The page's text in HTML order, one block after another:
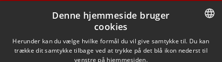
FACEBOOK
INSTAGRAM
DANISH
Denne hjemmeside bruger
cookies
Herunder kan du vælge hvilke formål du vil give samtykke til. Du kan
trække dit samtykke tilbage ved at trykke på det blå ikon nederst til
venstre på hjemmesiden.